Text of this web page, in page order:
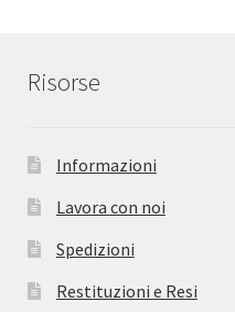
Risorse
Informazioni
Lavora con noi
Spedizioni
Restituzioni e Resi